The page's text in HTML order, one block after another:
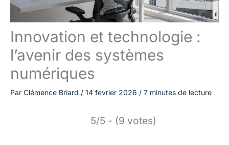
Innovation et technologie :
l’avenir des systèmes
numériques
Par Clémence Briard / 14 février 2026 / 7 minutes de lecture
5/5 - (9 votes)